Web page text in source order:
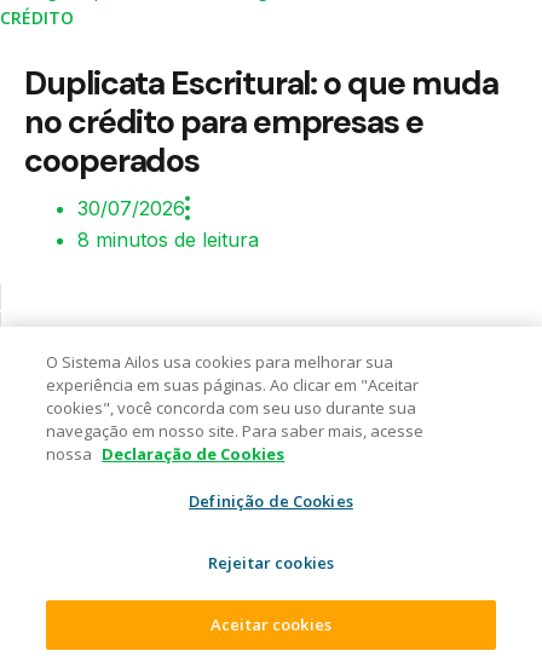
CRÉDITO
Duplicata Escritural: o que muda
no crédito para empresas e
cooperados
30/07/2026
8 minutos de leitura
SEGURANÇA
atendimento: o que é e como
24/07/2026
9 minutos de leitura
O Sistema Ailos usa cookies para melhorar sua
experiência em suas páginas. Ao clicar em "Aceitar
cookies", você concorda com seu uso durante sua
navegação em nosso site. Para saber mais, acesse
nossa Declaração de Cookies
Definição de Cookies
Rejeitar cookies
Aceitar cookies